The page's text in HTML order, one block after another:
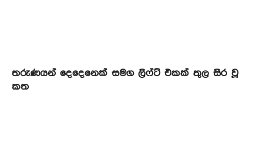
තරුණයන් දෙදෙනෙක් සමග ලිෆ්ට් එකක් තුල සිර වූ
කත